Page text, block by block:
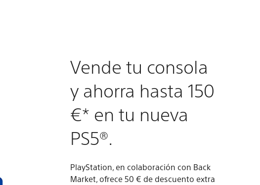
Vende tu consola
y ahorra hasta 150
€* en tu nueva
PS5®.
PlayStation, en colaboración con Back
Market, ofrece 50 € de descuento extra